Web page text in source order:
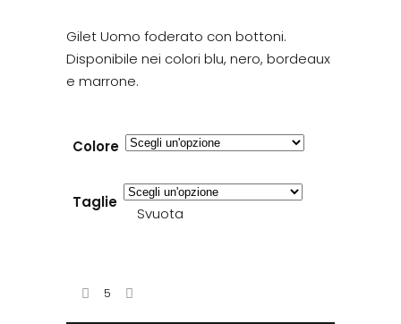
Gilet Uomo foderato con bottoni.
Disponibile nei colori blu, nero, bordeaux
e marrone.
Colore
Taglie
Svuota